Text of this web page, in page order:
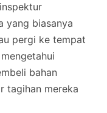
yang biasanya
pergi ke tempat
bahan
tagihan mereka